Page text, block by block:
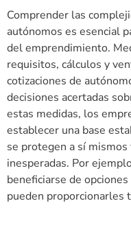
Comprender las
autónomos es esencial
del emprendimiento.
requisitos, cálculos y
cotizaciones de
decisiones acertadas
estas medidas, los
establecer una base
se protegen a sí
inesperadas. Por
beneficiarse de
pueden proporcionarles